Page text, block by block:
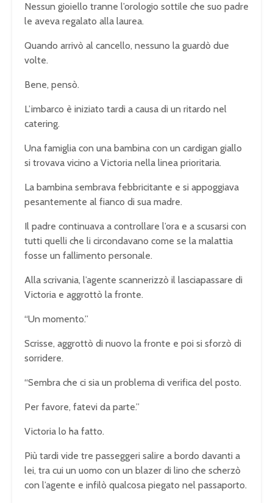
Nessun gioiello tranne l’orologio sottile che suo padre
le aveva regalato alla laurea.
Quando arrivò al cancello, nessuno la guardò due
volte.
Bene, pensò.
L’imbarco è iniziato tardi a causa di un ritardo nel
catering.
Una famiglia con una bambina con un cardigan giallo
si trovava vicino a Victoria nella linea prioritaria.
La bambina sembrava febbricitante e si appoggiava
pesantemente al fianco di sua madre.
Il padre continuava a controllare l’ora e a scusarsi con
tutti quelli che li circondavano come se la malattia
fosse un fallimento personale.
Alla scrivania, l’agente scannerizzò il lasciapassare di
Victoria e aggrottò la fronte.
“Un momento.”
Scrisse, aggrottò di nuovo la fronte e poi si sforzò di
sorridere.
“Sembra che ci sia un problema di verifica del posto.
Per favore, fatevi da parte.”
Victoria lo ha fatto.
Più tardi vide tre passeggeri salire a bordo davanti a
lei, tra cui un uomo con un blazer di lino che scherzò
con l’agente e infilò qualcosa piegato nel passaporto.